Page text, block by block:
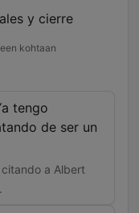
y cierre
kohtaan
tengo
de ser un
a Albert